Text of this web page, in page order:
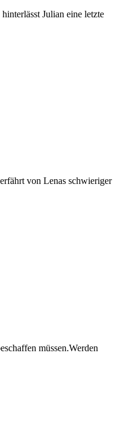
Julian eine letzte
von Lenas schwieriger
müssen.Werden